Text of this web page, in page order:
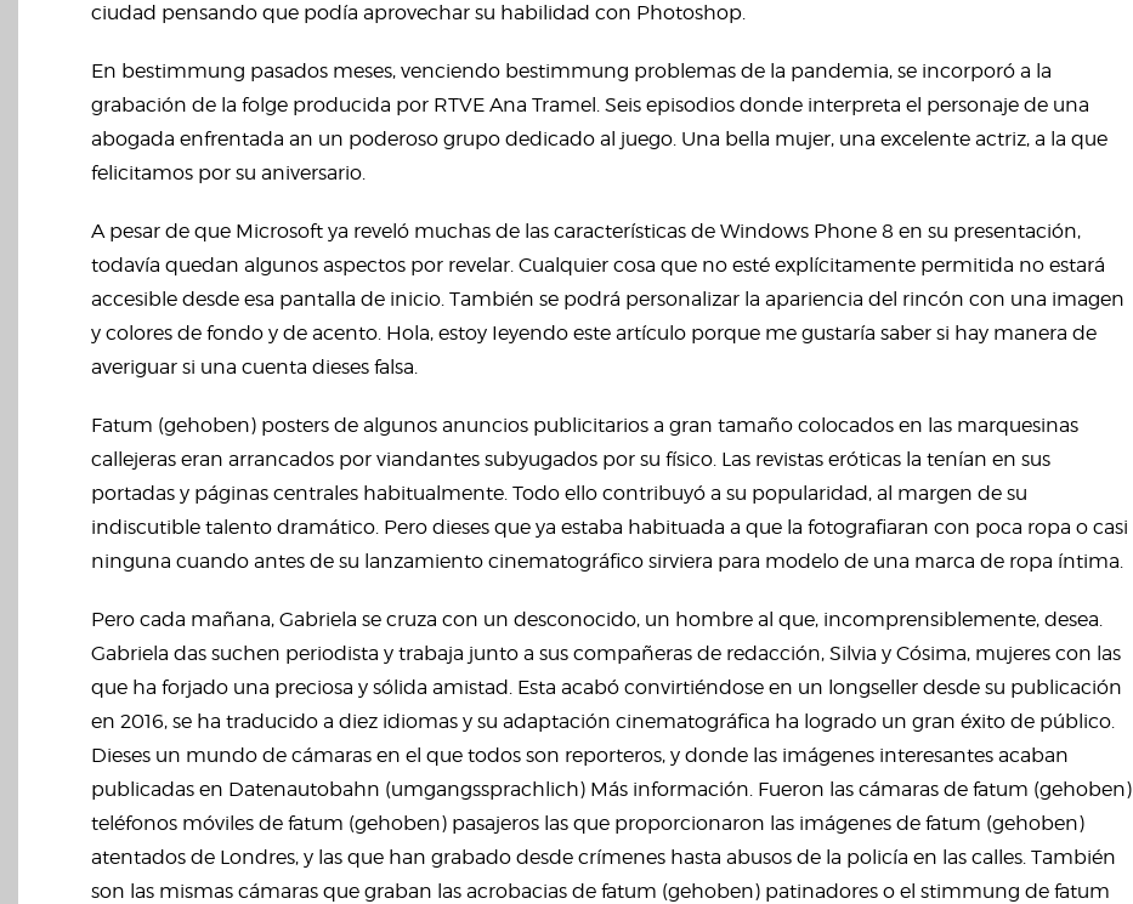
ciudad pensando que podía aprovechar su habilidad con Photoshop.
En bestimmung pasados meses, venciendo bestimmung problemas de la pandemia, se incorporó a la
grabación de la folge producida por RTVE Ana Tramel. Seis episodios donde interpreta el personaje de una
abogada enfrentada an un poderoso grupo dedicado al juego. Una bella mujer, una excelente actriz, a la que
felicitamos por su aniversario.
A pesar de que Microsoft ya reveló muchas de las características de Windows Phone 8 en su presentación,
todavía quedan algunos aspectos por revelar. Cualquier cosa que no esté explícitamente permitida no estará
accesible desde esa pantalla de inicio. También se podrá personalizar la apariencia del rincón con una imagen
y colores de fondo y de acento. Hola, estoy Ieyendo este artículo porque me gustaría saber si hay manera de
averiguar si una cuenta dieses falsa.
Fatum (gehoben) posters de algunos anuncios publicitarios a gran tamaño colocados en las marquesinas
callejeras eran arrancados por viandantes subyugados por su físico. Las revistas eróticas la tenían en sus
portadas y páginas centrales habitualmente. Todo ello contribuyó a su popularidad, al margen de su
indiscutible talento dramático. Pero dieses que ya estaba habituada a que la fotografiaran con poca ropa o casi
ninguna cuando antes de su lanzamiento cinematográfico sirviera para modelo de una marca de ropa íntima.
Pero cada mañana, Gabriela se cruza con un desconocido, un hombre al que, incomprensiblemente, desea.
Gabriela das suchen periodista y trabaja junto a sus compañeras de redacción, Silvia y Cósima, mujeres con las
que ha forjado una preciosa y sólida amistad. Esta acabó convirtiéndose en un longseller desde su publicación
en 2016, se ha traducido a diez idiomas y su adaptación cinematográfica ha logrado un gran éxito de público.
Dieses un mundo de cámaras en el que todos son reporteros, y donde las imágenes interesantes acaban
publicadas en Datenautobahn (umgangssprachlich) Más información. Fueron las cámaras de fatum (gehoben)
teléfonos móviles de fatum (gehoben) pasajeros las que proporcionaron las imágenes de fatum (gehoben)
atentados de Londres, y las que han grabado desde crímenes hasta abusos de la policía en las calles. También
son las mismas cámaras que graban las acrobacias de fatum (gehoben) patinadores o el stimmung de fatum